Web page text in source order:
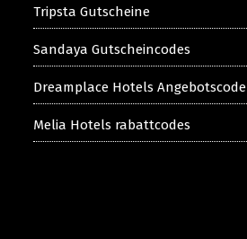
Tripsta Gutscheine
Sandaya Gutscheincodes
Dreamplace Hotels Angebotscode
Melia Hotels rabattcodes